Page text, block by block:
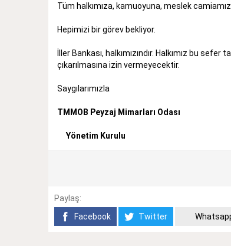
Tüm halkımıza, kamuoyuna, meslek
Hepimizi bir görev bekliyor.
İller Bankası, halkımızındır. Halkımız bu
çıkarılmasına izin vermeyecektir.
Saygılarımızla
TMMOB Peyzaj Mimarları Odası
Yönetim Kurulu
Paylaş:
Facebook
Twitter